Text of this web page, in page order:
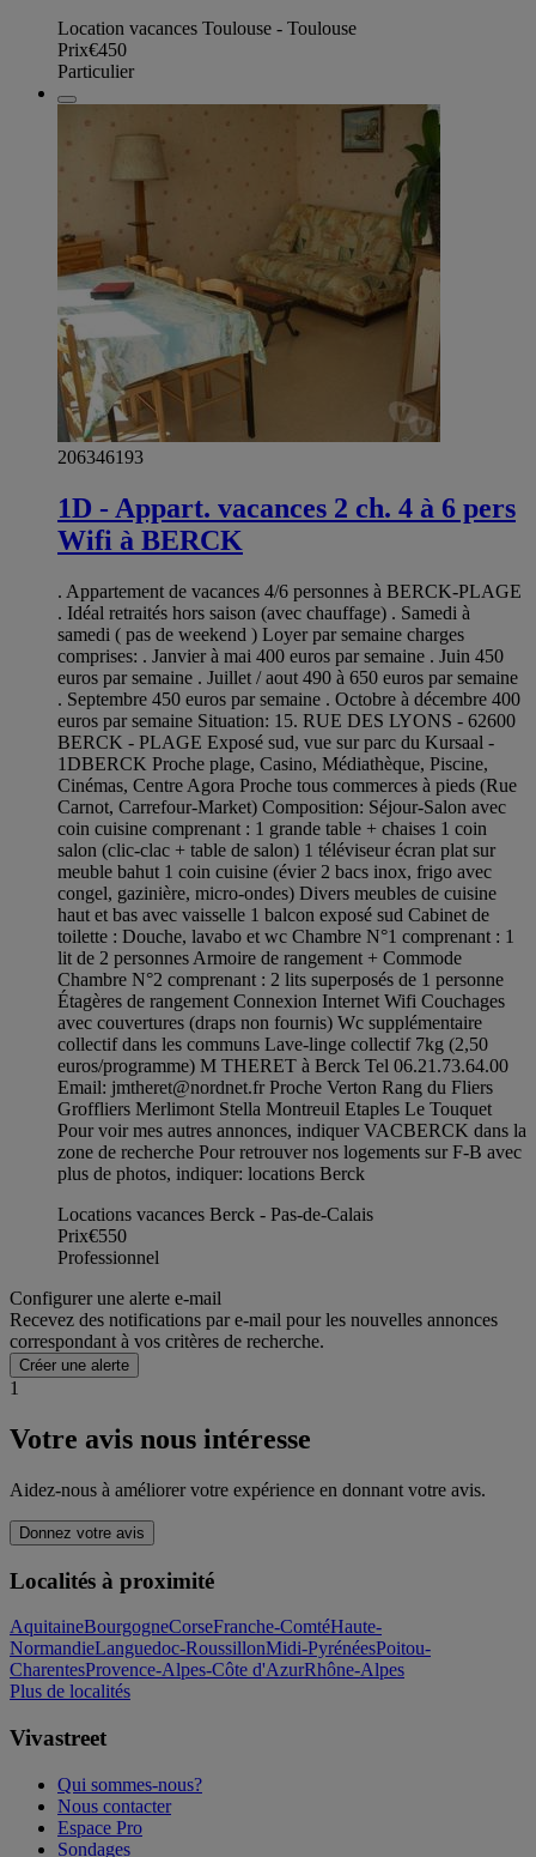
Location vacances Toulouse - Toulouse
Prix€450
Particulier
206346193
1D - Appart. vacances 2 ch. 4 à 6 pers
Wifi à BERCK
. Appartement de vacances 4/6 personnes à BERCK-PLAGE
. Idéal retraités hors saison (avec chauffage) . Samedi à
samedi ( pas de weekend ) Loyer par semaine charges
comprises: . Janvier à mai 400 euros par semaine . Juin 450
euros par semaine . Juillet / aout 490 à 650 euros par semaine
. Septembre 450 euros par semaine . Octobre à décembre 400
euros par semaine Situation: 15. RUE DES LYONS - 62600
BERCK - PLAGE Exposé sud, vue sur parc du Kursaal -
1DBERCK Proche plage, Casino, Médiathèque, Piscine,
Cinémas, Centre Agora Proche tous commerces à pieds (Rue
Carnot, Carrefour-Market) Composition: Séjour-Salon avec
coin cuisine comprenant : 1 grande table + chaises 1 coin
salon (clic-clac + table de salon) 1 téléviseur écran plat sur
meuble bahut 1 coin cuisine (évier 2 bacs inox, frigo avec
congel, gazinière, micro-ondes) Divers meubles de cuisine
haut et bas avec vaisselle 1 balcon exposé sud Cabinet de
toilette : Douche, lavabo et wc Chambre N°1 comprenant : 1
lit de 2 personnes Armoire de rangement + Commode
Chambre N°2 comprenant : 2 lits superposés de 1 personne
Étagères de rangement Connexion Internet Wifi Couchages
avec couvertures (draps non fournis) Wc supplémentaire
collectif dans les communs Lave-linge collectif 7kg (2,50
euros/programme) M THERET à Berck Tel 06.21.73.64.00
Email: jmtheret@nordnet.frProche Verton Rang du Fliers
Groffliers Merlimont Stella Montreuil Etaples Le Touquet
Pour voir mes autres annonces, indiquer VACBERCK dans la
zone de recherche Pour retrouver nos logements sur F-B avec
plus de photos, indiquer: locations Berck
Locations vacances Berck - Pas-de-Calais
Prix€550
Professionnel
Configurer une alerte e-mail
Recevez des notifications par e-mail pour les nouvelles annonces
correspondant à vos critères de recherche.
Créer une alerte
1
Votre avis nous intéresse
Aidez-nous à améliorer votre expérience en donnant votre avis.
Donnez votre avis
Localités à proximité
AquitaineBourgogneCorseFranche-ComtéHaute-
NormandieLanguedoc-RoussillonMidi-PyrénéesPoitou-
CharentesProvence-Alpes-Côte d'AzurRhône-Alpes
Plus de localités
Vivastreet
Qui sommes-nous?
Nous contacter
Espace Pro
Sondages